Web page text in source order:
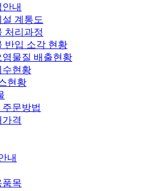
내
설 계통도
처리과정
반입 소각 현황
염물질 배출현황
수현황
현황
문방법
격
내
품목